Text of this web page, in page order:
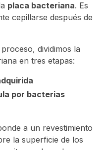
placa bacteriana. Es
cepillarse después de
dividimos la
en tres etapas:
por bacterias
a un revestimiento
la superficie de los